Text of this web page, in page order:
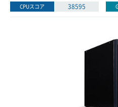
CPUスコア 38595